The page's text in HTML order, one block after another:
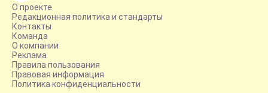
О проекте
Редакционная политика и стандарты
Контакты
Команда
О компании
Реклама
Правила пользования
Правовая информация
Политика конфиденциальности